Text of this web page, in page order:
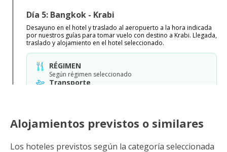
Día 5: Bangkok - Krabi
Desayuno en el hotel y traslado al aeropuerto a la hora indicada
por nuestros guías para tomar vuelo con destino a Krabi. Llegada,
traslado y alojamiento en el hotel seleccionado.
RÉGIMEN
Según régimen seleccionado
Transporte
Alojamientos previstos o similares
Los hoteles previstos según la categoría seleccionada